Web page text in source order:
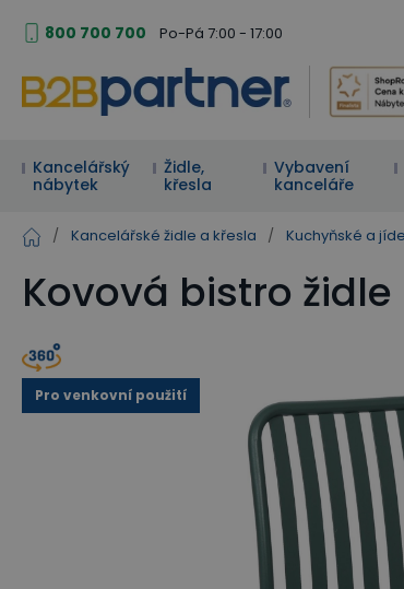
800 700 700 Po-Pá 7:00 - 17:00
Kancelářský
nábytek
Židle,
křesla
Vybavení
kanceláře
/ Kancelářské židle a křesla / Kuchyňské a
Kovová bistro
Pro venkovní použití